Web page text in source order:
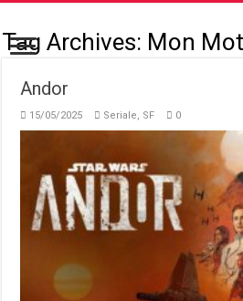
Tag Archives: Mon
Andor
15/05/2025 Seriale, SF 0